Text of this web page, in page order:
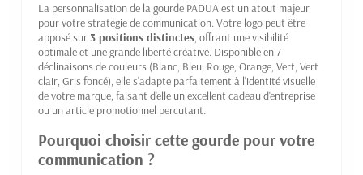
La personnalisation de la gourde PADUA est un atout majeur
pour votre stratégie de communication. Votre logo peut être
apposé sur3 positions distinctes, offrant une visibilité
optimale et une grande liberté créative. Disponible en 7
déclinaisons de couleurs (Blanc, Bleu, Rouge, Orange, Vert, Vert
clair, Gris foncé), elle s'adapte parfaitement à l'identité visuelle
de votre marque, faisant d'elle un excellent cadeau d'entreprise
ou un article promotionnel percutant.
Pourquoi choisir cette gourde pour votre
communication ?